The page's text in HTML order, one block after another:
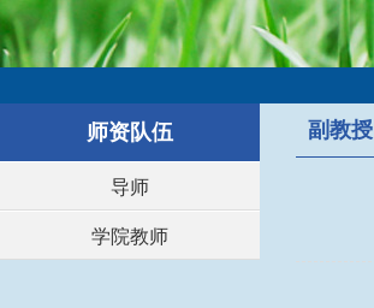
师资队伍
导师
学院教师
副教授